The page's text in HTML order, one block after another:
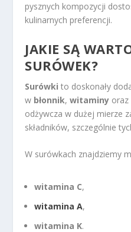
pysznych kompozycji
kulinarnych preferencji.
JAKIE SĄ
SURÓWEK?
Surówki to doskonały
w błonnik,witaminy oraz
odżywcza w dużej mierze
składników, szczególnie
W surówkach znajdziemy
witamina C,
witamina A,
witamina K.